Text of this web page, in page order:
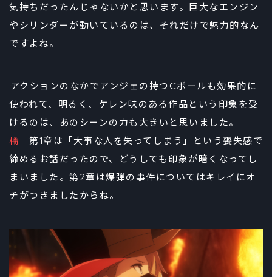
気持ちだったんじゃないかと思います。巨大なエンジン
やシリンダーが動いているのは、それだけで魅力的なん
ですよね。
――アクションのなかでアンジェの持つCボールも効果的に
使われて、明るく、ケレン味のある作品という印象を受
けるのは、あのシーンの力も大きいと思いました。
橘
第1章は「大事な人を失ってしまう」という喪失感で
締めるお話だったので、どうしても印象が暗くなってし
まいました。第2章は爆弾の事件についてはキレイにオ
チがつきましたからね。